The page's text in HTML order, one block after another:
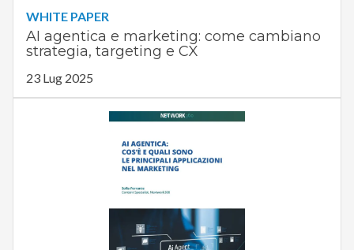
WHITE PAPER
AI agentica e marketing: come cambiano
strategia, targeting e CX
23 Lug 2025